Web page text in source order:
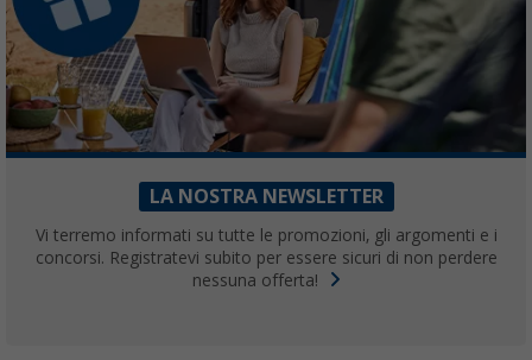
LA NOSTRA NEWSLETTER
Vi terremo informati su tutte le promozioni, gli argomenti e i
concorsi. Registratevi subito per essere sicuri di non perdere
nessuna offerta!